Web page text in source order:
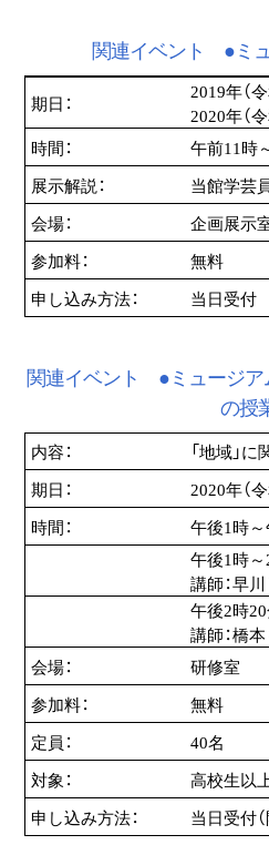
関連イベント ●ミ
期日：
2019年（
2020年（
時間：
午前11時
展示解説：
当館学芸
会場：
企画展示
参加料：
無料
申し込み方法：
当日受付
関連イベント ●ミュージ
の授
内容：
「地域」
期日：
2020年（
時間：
午後1時
午後1時～
講師：早
午後2時
講師：橋
会場：
研修室
参加料：
無料
定員：
40名
対象：
高校生以
申し込み方法：
当日受付